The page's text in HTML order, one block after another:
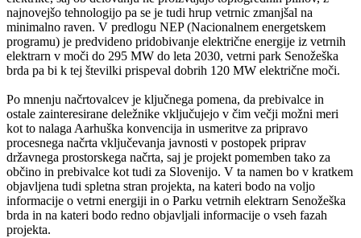
najnovejšo tehnologijo pa se je tudi hrup vetrnic zmanjšal na
minimalno raven. V predlogu NEP (Nacionalnem energetskem
programu) je predvideno pridobivanje električne energije iz vetrnih
elektrarn v moči do 295 MW do leta 2030, vetrni park Senožeška
brda pa bi k tej številki prispeval dobrih 120 MW električne moči.
Po mnenju načrtovalcev je ključnega pomena, da prebivalce in
ostale zainteresirane deležnike vključujejo v čim večji možni meri
kot to nalaga Aarhuška konvencija in usmeritve za pripravo
procesnega načrta vključevanja javnosti v postopek priprav
državnega prostorskega načrta, saj je projekt pomemben tako za
občino in prebivalce kot tudi za Slovenijo. V ta namen bo v kratkem
objavljena tudi spletna stran projekta, na kateri bodo na voljo
informacije o vetrni energiji in o Parku vetrnih elektrarn Senožeška
brda in na kateri bodo redno objavljali informacije o vseh fazah
projekta.